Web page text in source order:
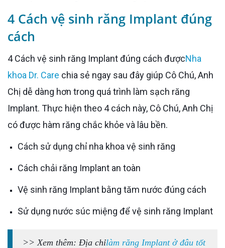
4 Cách vệ sinh răng Implant đúng
cách
4 Cách vệ sinh răng Implant đúng cách đượcNha
khoa Dr. Care chia sẻ ngay sau đây giúp Cô Chú, Anh
Chị dễ dàng hơn trong quá trình làm sạch răng
Implant. Thực hiện theo 4 cách này, Cô Chú, Anh Chị
có được hàm răng chắc khỏe và lâu bền.
Cách sử dụng chỉ nha khoa vệ sinh răng
Cách chải răng Implant an toàn
Vệ sinh răng Implant bằng tăm nước đúng cách
Sử dụng nước súc miệng để vệ sinh răng Implant
>> Xem thêm: Địa chỉlàm răng Implant ở đâu tốt